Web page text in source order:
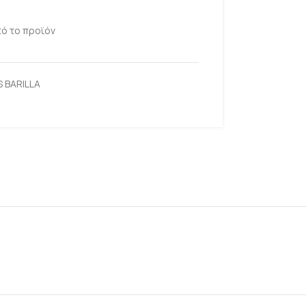
το προϊόν
BARILLA